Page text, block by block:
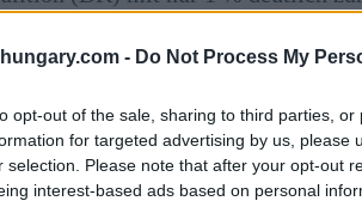
- Do Not Process My
opt-out of the sale, sharing to third parties,
for targeted advertising by us, please
selection. Please note that after your opt-out
interest-based ads based on personal
Partei besonders unter den
können, liegt Tisza mit 50-41 vorn.
bei 51-40.